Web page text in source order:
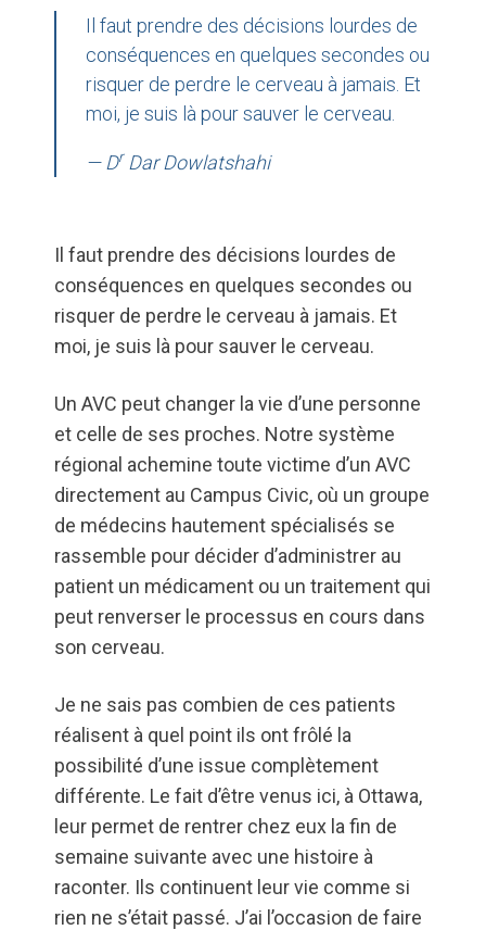
Il faut prendre des décisions lourdes de
conséquences en quelques secondes ou
risquer de perdre le cerveau à jamais. Et
moi, je suis là pour sauver le cerveau.
— DrDar Dowlatshahi
Il faut prendre des décisions lourdes de
conséquences en quelques secondes ou
risquer de perdre le cerveau à jamais. Et
moi, je suis là pour sauver le cerveau.
Un AVC peut changer la vie d’une personne
et celle de ses proches. Notre système
régional achemine toute victime d’un AVC
directement au Campus Civic, où un groupe
de médecins hautement spécialisés se
rassemble pour décider d’administrer au
patient un médicament ou un traitement qui
peut renverser le processus en cours dans
son cerveau.
Je ne sais pas combien de ces patients
réalisent à quel point ils ont frôlé la
possibilité d’une issue complètement
différente. Le fait d’être venus ici, à Ottawa,
leur permet de rentrer chez eux la fin de
semaine suivante avec une histoire à
raconter. Ils continuent leur vie comme si
rien ne s’était passé. J’ai l’occasion de faire